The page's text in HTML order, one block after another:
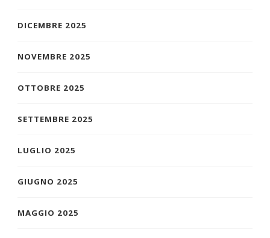
DICEMBRE 2025
NOVEMBRE 2025
OTTOBRE 2025
SETTEMBRE 2025
LUGLIO 2025
GIUGNO 2025
MAGGIO 2025